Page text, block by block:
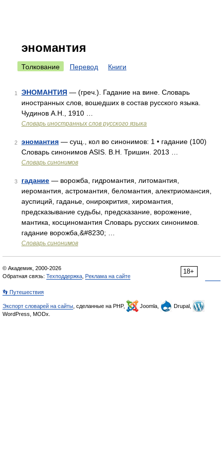
эномантия
Толкование Перевод Книги
1 ЭНОМАНТИЯ — (греч.). Гадание на вине. Словарь
иностранных слов, вошедших в состав русского языка.
Чудинов А.Н., 1910 …
Словарь иностранных слов русского языка
2 эномантия — сущ., кол во синонимов: 1 • гадание (100)
Словарь синонимов ASIS. В.Н. Тришин. 2013 …
Словарь синонимов
3 гадание — ворожба, гидромантия, литомантия,
иеромантия, астромантия, беломантия, алектриомансия,
ауспиций, гаданье, онирокрития, хиромантия,
предсказывание судьбы, предсказание, ворожение,
мантика, косциномантия Словарь русских синонимов.
гадание ворожба,&#8230; …
Словарь синонимов
18+
© Академик, 2000-2026
Обратная связь: Техподдержка Реклама на сайте
👣 Путешествия
Экспорт словарей на сайты , сделанные на PHP, Joomla,
Drupal,
WordPress, MODx.